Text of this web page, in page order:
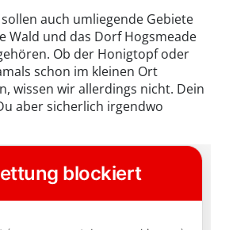
auch umliegende Gebiete
Wald und das Dorf Hogsmeade
Ob der Honigtopf oder
schon im kleinen Ort
wissen wir allerdings nicht. Dein
aber sicherlich irgendwo